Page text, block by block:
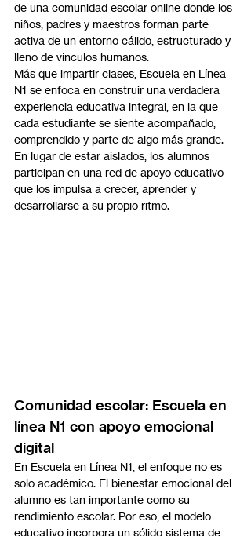
de una comunidad escolar online donde los
niños, padres y maestros forman parte
activa de un entorno cálido, estructurado y
lleno de vínculos humanos.
Más que impartir clases, Escuela en Línea
N1 se enfoca en construir una verdadera
experiencia educativa integral, en la que
cada estudiante se siente acompañado,
comprendido y parte de algo más grande.
En lugar de estar aislados, los alumnos
participan en una red de apoyo educativo
que los impulsa a crecer, aprender y
desarrollarse a su propio ritmo.
Comunidad escolar: Escuela en
línea N1 con apoyo emocional
digital
En Escuela en Línea N1, el enfoque no es
solo académico. El bienestar emocional del
alumno es tan importante como su
rendimiento escolar. Por eso, el modelo
educativo incorpora un sólido sistema de